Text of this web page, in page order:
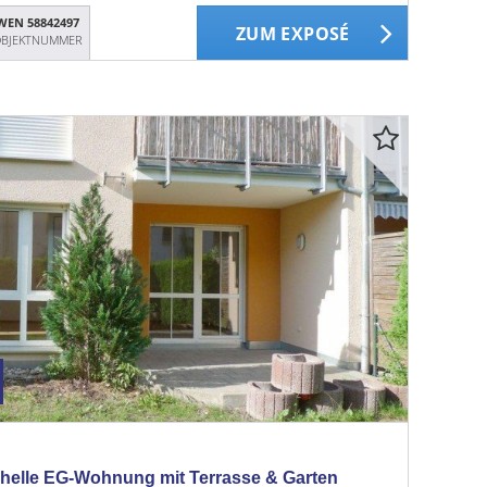
58842497
ZUM EXPOSÉ
EG-Wohnung mit Terrasse & Garten